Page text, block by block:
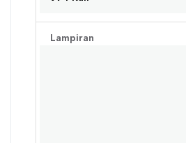
Lampiran